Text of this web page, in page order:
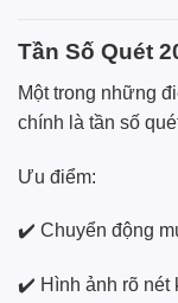
Tần Số Quét
Một trong những
chính là tần số
Ưu điểm:
✔️ Chuyển động
✔️ Hình ảnh rõ nét